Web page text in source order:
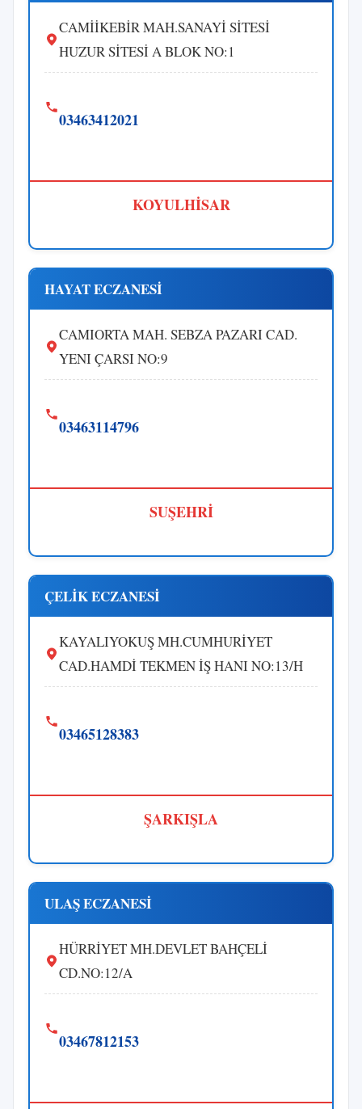
CAMİİKEBİR MAH.SANAYİ SİTESİ
HUZUR SİTESİ A BLOK NO:1
03463412021
KOYULHİSAR
HAYAT ECZANESİ
CAMIORTA MAH. SEBZA PAZARI CAD.
YENI ÇARSI NO:9
03463114796
SUŞEHRİ
ÇELİK ECZANESİ
KAYALIYOKUŞ MH.CUMHURİYET
CAD.HAMDİ TEKMEN İŞ HANI NO:13/H
03465128383
ŞARKIŞLA
ULAŞ ECZANESİ
HÜRRİYET MH.DEVLET BAHÇELİ
CD.NO:12/A
03467812153